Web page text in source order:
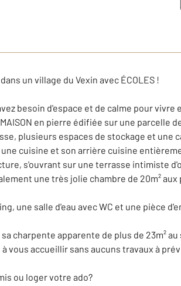
un village du Vexin avec ÉCOLES !
besoin d'espace et de calme pour vivre
en pierre édifiée sur une parcelle
plusieurs espaces de stockage et une
cuisine et son arrière cuisine
s'ouvrant sur une terrasse intimiste
une très jolie chambre de 20m²
une salle d'eau avec WC et une pièce
charpente apparente de plus de 23m² au
vous accueillir sans aucuns travaux à
ou loger votre ado?